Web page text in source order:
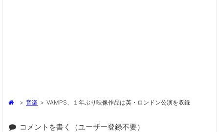
> 音楽 > VAMPS、１年ぶり映像作品は英・ロンドン公演を収録
コメントを書く（ユーザー登録不要）